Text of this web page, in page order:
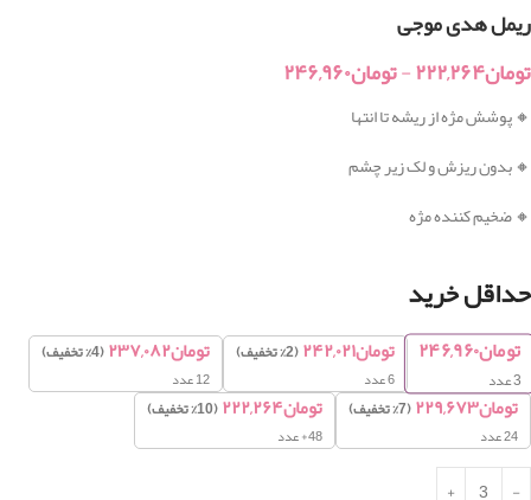
ریمل هدی موجی
تومان۲۲۲,۲۶۴-تومان۲۴۶,۹۶۰
🔸 پوشش مژه از ریشه تا انتها
🔸 بدون ریزش و لک زیر چشم
🔸 ضخیم کننده مژه
حداقل خرید
تومان۲۴۶,۹۶۰
3عدد
تومان۲۴۲,۰۲۱(2% تخفیف)
6 عدد
تومان۲۳۷,۰۸۲(4% تخفیف)
12 عدد
تومان۲۲۹,۶۷۳(7% تخفیف)
24 عدد
تومان۲۲۲,۲۶۴(10% تخفیف)
48+ عدد